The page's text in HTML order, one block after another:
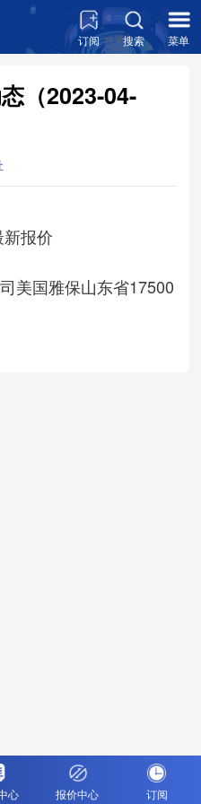
订阅 搜索 菜单
（2023-04-
新报价
美国雅保山东省17500
心 报价中心 订阅